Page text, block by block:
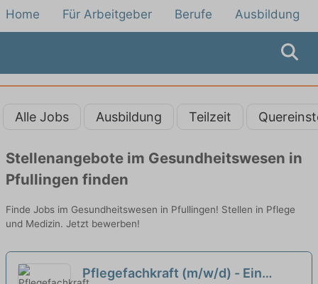
Home Für Arbeitgeber Berufe Ausbildung
Alle Jobs Ausbildung Teilzeit
Stellenangebote im Gesundheitswesen in
Pfullingen finden
Finde Jobs im Gesundheitswesen in Pfullingen! Stellen in Pflege
und Medizin. Jetzt bewerben!
Pflegefachkraft (m/w/d) - Ein